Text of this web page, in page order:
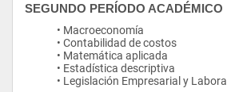
SEGUNDO PERÍODO ACADÉMICO
• Macroeconomía
• Contabilidad de costos
• Matemática aplicada
• Estadística descriptiva
• Legislación Empresarial y Laboral